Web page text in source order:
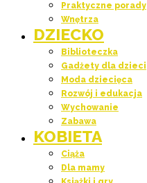
Praktyczne porady
Wnętrza
DZIECKO
Biblioteczka
Gadżety dla dzieci
Moda dziecięca
Rozwój i edukacja
Wychowanie
Zabawa
KOBIETA
Ciąża
Dla mamy